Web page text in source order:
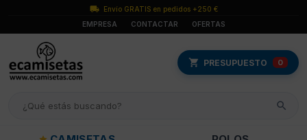
Envío GRATIS en pedidos +250 €
EMPRESA
CONTACTAR OFERTAS
PRESUPUESTO 0